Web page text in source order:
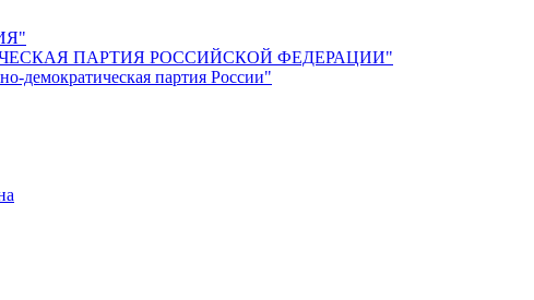
ПАРТИЯ РОССИЙСКОЙ ФЕДЕРАЦИИ"
демократическая партия России"